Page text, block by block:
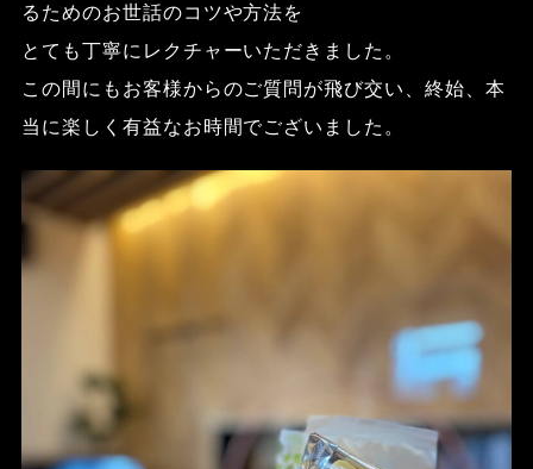
るためのお世話のコツや方法を
とても丁寧にレクチャーいただきました。
この間にもお客様からのご質問が飛び交い、終始、本
当に楽しく有益なお時間でございました。